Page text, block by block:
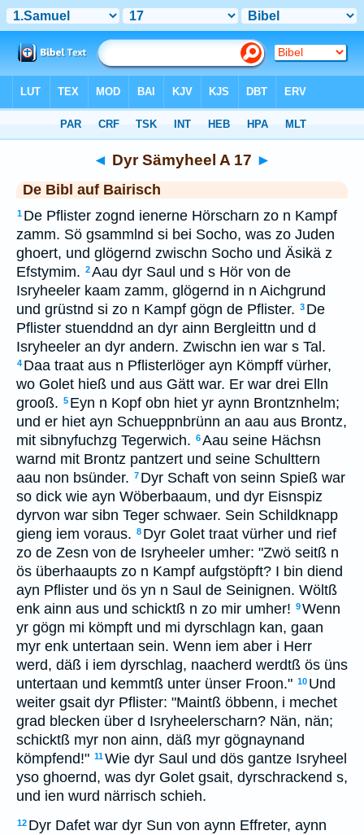
◄ Dyr Sämyheel A 17 ►
De Bibl auf Bairisch
1 De Pflister zognd ienerne Hörscharn zo n Kampf
zamm. Sö gsammlnd si bei Socho, was zo Juden
ghoert, und glögernd zwischn Socho und Äsikä z
Efstymim. 2Aau dyr Saul und s Hör von de
Isryheeler kaam zamm, glögernd in n Aichgrund
und grüstnd si zo n Kampf gögn de Pflister. 3 De
Pflister stuenddnd an dyr ainn Bergleittn und d
Isryheeler an dyr andern. Zwischn ien war s Tal.
4 Daa traat aus n Pflisterlöger ayn Kömpff vürher,
wo Golet hieß und aus Gätt war. Er war drei Elln
grooß. 5 Eyn n Kopf obn hiet yr aynn Brontznhelm;
und er hiet ayn Schueppnbrünn an aau aus Brontz,
mit sibnyfuchzg Tegerwich. 6Aau seine Hächsn
warnd mit Brontz pantzert und seine Schulttern
aau non bsünder. 7 Dyr Schaft von seinn Spieß war
so dick wie ayn Wöberbaaum, und dyr Eisnspiz
dyrvon war sibn Teger schwaer. Sein Schildknapp
gieng iem voraus. 8 Dyr Golet traat vürher und rief
zo de Zesn von de Isryheeler umher: "Zwö seitß n
ös überhaaupts zo n Kampf aufgstöpft? I bin diend
ayn Pflister und ös yn n Saul de Seinignen. Wöltß
enk ainn aus und schicktß n zo mir umher! 9Wenn
yr gögn mi kömpft und mi dyrschlagn kan, gaan
myr enk untertaan sein. Wenn iem aber i Herr
werd, däß i iem dyrschlag, naacherd werdtß ös üns
untertaan und kemmtß unter ünser Froon." 10 Und
weiter gsait dyr Pflister: "Maintß öbbenn, i mechet
grad blecken über d Isryheelerscharn? Nän, nän;
schicktß myr non ainn, däß myr gögnaynand
kömpfend!" 11Wie dyr Saul und dös gantze Isryheel
yso ghoernd, was dyr Golet gsait, dyrschrackend s,
und ien wurd närrisch schieh.
12 Dyr Dafet war dyr Sun von aynn Effreter, aynn